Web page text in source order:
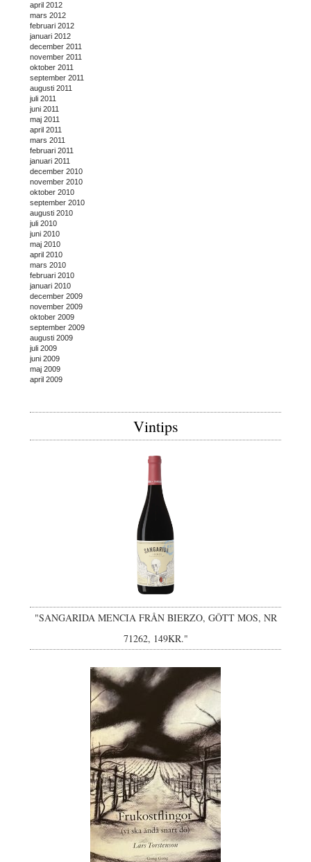
april 2012
mars 2012
februari 2012
januari 2012
december 2011
november 2011
oktober 2011
september 2011
augusti 2011
juli 2011
juni 2011
maj 2011
april 2011
mars 2011
februari 2011
januari 2011
december 2010
november 2010
oktober 2010
september 2010
augusti 2010
juli 2010
juni 2010
maj 2010
april 2010
mars 2010
februari 2010
januari 2010
december 2009
november 2009
oktober 2009
september 2009
augusti 2009
juli 2009
juni 2009
maj 2009
april 2009
Vintips
"SANGARIDA MENCIA FRÅN BIERZO, GÔTT MOS, NR
71262, 149KR."